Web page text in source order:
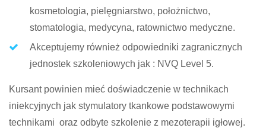
kosmetologia, pielęgniarstwo, położnictwo,
stomatologia, medycyna, ratownictwo medyczne.
Akceptujemy również odpowiedniki zagranicznych
jednostek szkoleniowych jak : NVQ Level 5.
Kursant powinien mieć doświadczenie w technikach
iniekcyjnych jak stymulatory tkankowe podstawowymi
technikami oraz odbyte szkolenie z mezoterapii igłowej.